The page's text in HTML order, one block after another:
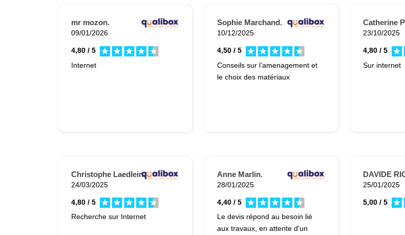
mr mozon.
09/01/2026
4,80 / 5
Internet
Sophie Marchand.
10/12/2025
4,50 / 5
Conseils sur l’amenagement et
le choix des matériaux
Catherine
23/10/2025
4,80 / 5
Sur internet
Christophe Laedlein.
24/03/2025
4,80 / 5
Recherche sur Internet
Anne Marlin.
28/01/2025
4,40 / 5
Le devis répond au besoin lié
aux travaux, en attente d'un
DAVIDE
25/01/2025
5,00 / 5